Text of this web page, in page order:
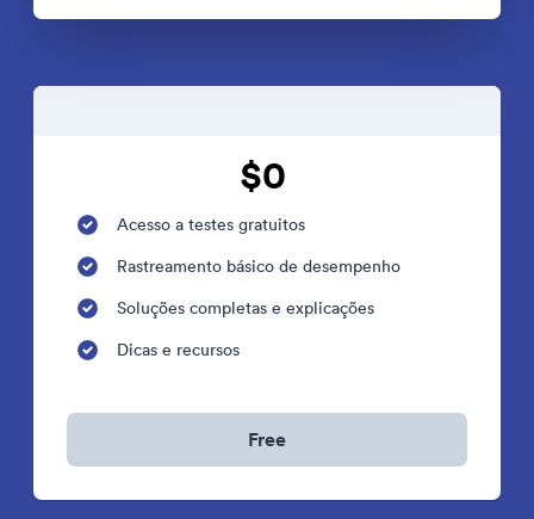
$0
Acesso a testes gratuitos
Rastreamento básico de desempenho
Soluções completas e explicações
Dicas e recursos
Free